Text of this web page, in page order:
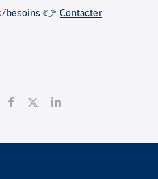
besoins 👉 Contacter
Facebook
TwitterLinkedIn